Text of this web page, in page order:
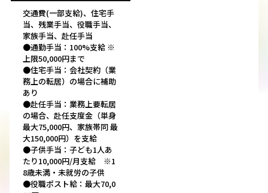
交通費(一部支給)、住宅手
当、残業手当、役職手当、
家族手当、赴任手当
●通勤手当：100%支給 ※
上限50,000円まで
●住宅手当：会社契約（業
務上の転居）の場合に補助
あり
●赴任手当：業務上要転居
の場合、赴任支度金（単身
最大75,000円、家族帯同 最
大150,000円）を支給
●子供手当：子ども1人あ
たり10,000円/月支給 ※1
8歳未満・未就労の子供
●役職ポスト給：最大70,0